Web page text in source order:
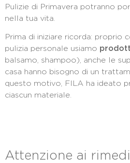
Pulizie di Primavera potranno
nella tua vita.
Prima di iniziare ricorda: proprio
pulizia personale usiamo
balsamo, shampoo), anche le
casa hanno bisogno di un
questo motivo, FILA ha ideato
ciascun materiale.
Attenzione ai